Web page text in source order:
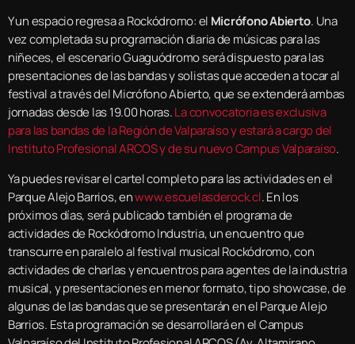
Y un espacio regresa a Rockódromo: el Micrófono Abierto. Una
vez completada su programación diaria de músicas para las
niñeces, el escenario Guaguódromo será dispuesto para las
presentaciones de las bandas y solistas que acceden a tocar al
festival a través del Micrófono Abierto, que se extenderá ambas
jornadas desde las 19.00 horas.La convocatoria es exclusiva
para las bandas de la Región de Valparaíso y estará a cargo del
Instituto Profesional ARCOS y de su nuevo Campus Valparaíso.
Ya puedes revisar el cartel completo para las actividades en el
Parque Alejo Barrios, enwww.escuelasderock.cl. En los
próximos días, será publicado también el programa de
actividades de Rockódromo Industria, un encuentro que
transcurre en paralelo al festival musical Rockódromo, con
actividades de charlas y encuentros para agentes de la industria
musical, y presentaciones en menor formato, tipo showcase, de
algunas de las bandas que se presentarán en el Parque Alejo
Barrios. Esta programación se desarrollará en el Campus